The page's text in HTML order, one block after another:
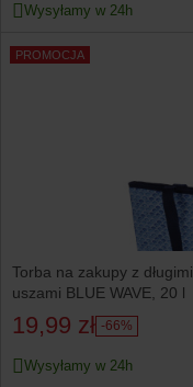
Wysyłamy w 24h
PROMOCJA
Torba na zakupy z długimi
uszami BLUE WAVE, 20 l
19,99 zł -66%
Wysyłamy w 24h